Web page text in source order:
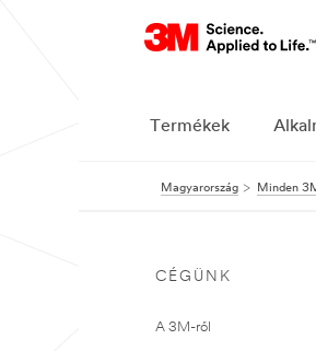
Termékek
Magyarország Minden
CÉGÜNK
A 3M-ről